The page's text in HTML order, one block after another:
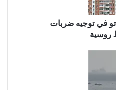
في توجيه ضربات
روسية